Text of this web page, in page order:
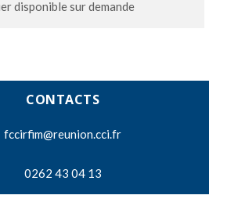
disponible sur demande
CONTACTS
fccirfim@reunion.cci.fr
0262 43 04 13